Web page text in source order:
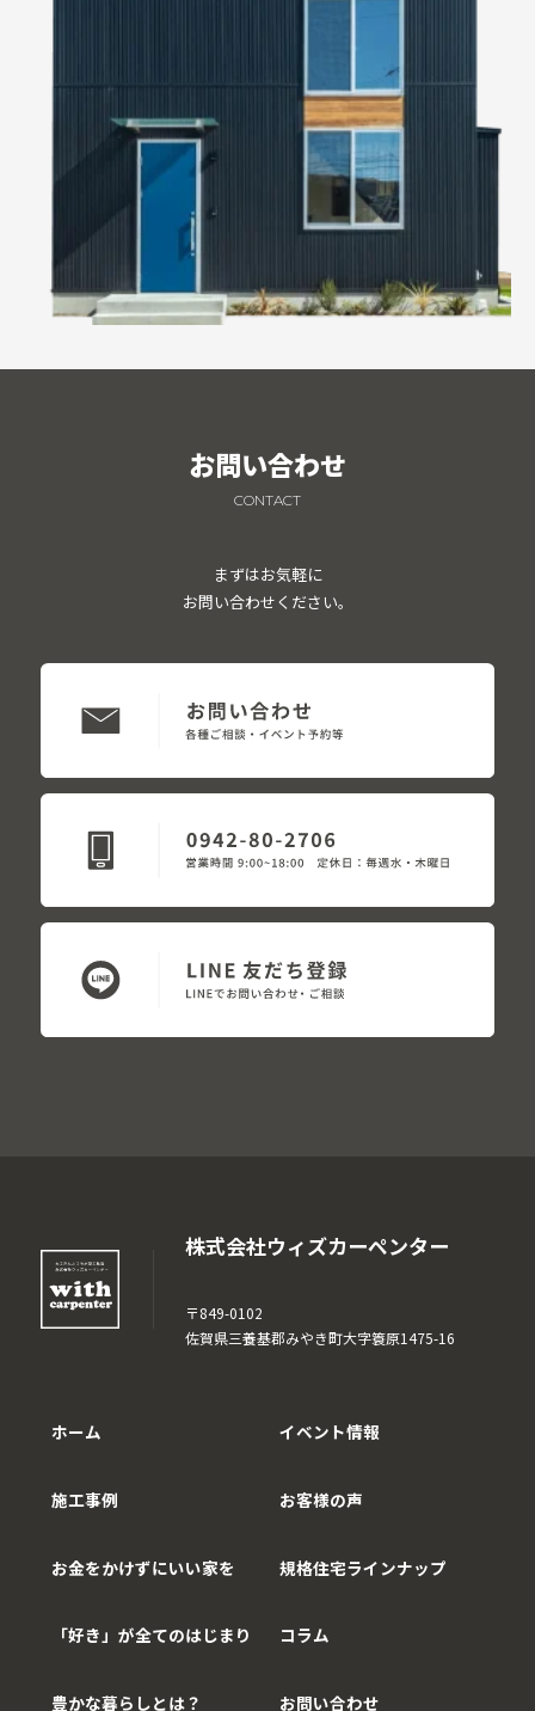
お問い合わせ
CONTACT
まずはお気軽に
お問い合わせください。
株式会社ウィズカーペンター
〒849-0102
佐賀県三養基郡みやき町大字簑原1475-16
ホーム
施工事例
お金をかけずにいい家を
「好き」が全てのはじまり
豊かな暮らしとは？
イベント情報
お客様の声
規格住宅ラインナップ
コラム
お問い合わせ